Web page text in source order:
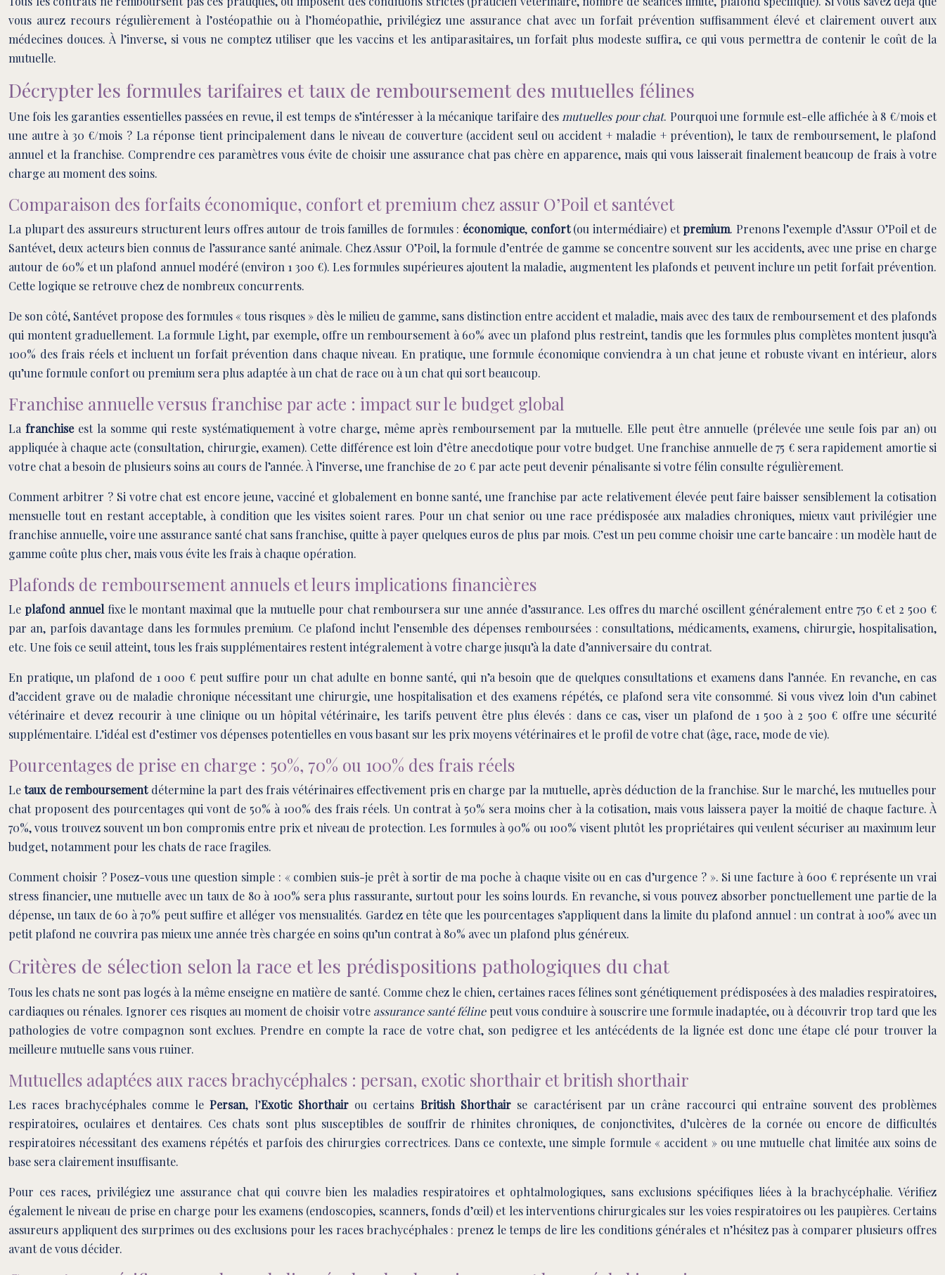
vous aurez recours régulièrement à l’ostéopathie ou à l’homéopathie, privilégiez une assurance chat avec un forfait prévention suffisamment élevé et clairement ouvert aux
médecines douces. À l’inverse, si vous ne comptez utiliser que les vaccins et les antiparasitaires, un forfait plus modeste suffira, ce qui vous permettra de contenir le coût de la
mutuelle.
Décrypter les formules tarifaires et taux de remboursement des mutuelles félines
Une fois les garanties essentielles passées en revue, il est temps de s’intéresser à la mécanique tarifaire des mutuelles pour chat. Pourquoi une formule est-elle affichée à 8 €/mois et
une autre à 30 €/mois ? La réponse tient principalement dans le niveau de couverture (accident seul ou accident + maladie + prévention), le taux de remboursement, le plafond
annuel et la franchise. Comprendre ces paramètres vous évite de choisir une assurance chat pas chère en apparence, mais qui vous laisserait finalement beaucoup de frais à votre
charge au moment des soins.
Comparaison des forfaits économique, confort et premium chez assur O’Poil et santévet
La plupart des assureurs structurent leurs offres autour de trois familles de formules : économique, confort(ou intermédiaire) etpremium. Prenons l’exemple d’Assur O’Poil et de
Santévet, deux acteurs bien connus de l’assurance santé animale. Chez Assur O’Poil, la formule d’entrée de gamme se concentre souvent sur les accidents, avec une prise en charge
autour de 60% et un plafond annuel modéré (environ 1 300 €). Les formules supérieures ajoutent la maladie, augmentent les plafonds et peuvent inclure un petit forfait prévention.
Cette logique se retrouve chez de nombreux concurrents.
De son côté, Santévet propose des formules « tous risques » dès le milieu de gamme, sans distinction entre accident et maladie, mais avec des taux de remboursement et des plafonds
qui montent graduellement. La formule Light, par exemple, offre un remboursement à 60% avec un plafond plus restreint, tandis que les formules plus complètes montent jusqu’à
100% des frais réels et incluent un forfait prévention dans chaque niveau. En pratique, une formule économique conviendra à un chat jeune et robuste vivant en intérieur, alors
qu’une formule confort ou premium sera plus adaptée à un chat de race ou à un chat qui sort beaucoup.
Franchise annuelle versus franchise par acte : impact sur le budget global
Lafranchiseest la somme qui reste systématiquement à votre charge, même après remboursement par la mutuelle. Elle peut être annuelle (prélevée une seule fois par an) ou
appliquée à chaque acte (consultation, chirurgie, examen). Cette différence est loin d’être anecdotique pour votre budget. Une franchise annuelle de 75 € sera rapidement amortie si
votre chat a besoin de plusieurs soins au cours de l’année. À l’inverse, une franchise de 20 € par acte peut devenir pénalisante si votre félin consulte régulièrement.
Comment arbitrer ? Si votre chat est encore jeune, vacciné et globalement en bonne santé, une franchise par acte relativement élevée peut faire baisser sensiblement la cotisation
mensuelle tout en restant acceptable, à condition que les visites soient rares. Pour un chat senior ou une race prédisposée aux maladies chroniques, mieux vaut privilégier une
franchise annuelle, voire une assurance santé chat sans franchise, quitte à payer quelques euros de plus par mois. C’est un peu comme choisir une carte bancaire : un modèle haut de
gamme coûte plus cher, mais vous évite les frais à chaque opération.
Plafonds de remboursement annuels et leurs implications financières
Le plafond annuel fixe le montant maximal que la mutuelle pour chat remboursera sur une année d’assurance. Les offres du marché oscillent généralement entre 750 € et 2 500 €
par an, parfois davantage dans les formules premium. Ce plafond inclut l’ensemble des dépenses remboursées : consultations, médicaments, examens, chirurgie, hospitalisation,
etc. Une fois ce seuil atteint, tous les frais supplémentaires restent intégralement à votre charge jusqu’à la date d’anniversaire du contrat.
En pratique, un plafond de 1 000 € peut suffire pour un chat adulte en bonne santé, qui n’a besoin que de quelques consultations et examens dans l’année. En revanche, en cas
d’accident grave ou de maladie chronique nécessitant une chirurgie, une hospitalisation et des examens répétés, ce plafond sera vite consommé. Si vous vivez loin d’un cabinet
vétérinaire et devez recourir à une clinique ou un hôpital vétérinaire, les tarifs peuvent être plus élevés : dans ce cas, viser un plafond de 1 500 à 2 500 € offre une sécurité
supplémentaire. L’idéal est d’estimer vos dépenses potentielles en vous basant sur les prix moyens vétérinaires et le profil de votre chat (âge, race, mode de vie).
Pourcentages de prise en charge : 50%, 70% ou 100% des frais réels
Letaux de remboursementdétermine la part des frais vétérinaires effectivement pris en charge par la mutuelle, après déduction de la franchise. Sur le marché, les mutuelles pour
chat proposent des pourcentages qui vont de 50% à 100% des frais réels. Un contrat à 50% sera moins cher à la cotisation, mais vous laissera payer la moitié de chaque facture. À
70%, vous trouvez souvent un bon compromis entre prix et niveau de protection. Les formules à 90% ou 100% visent plutôt les propriétaires qui veulent sécuriser au maximum leur
budget, notamment pour les chats de race fragiles.
Comment choisir ? Posez-vous une question simple : « combien suis-je prêt à sortir de ma poche à chaque visite ou en cas d’urgence ? ». Si une facture à 600 € représente un vrai
stress financier, une mutuelle avec un taux de 80 à 100% sera plus rassurante, surtout pour les soins lourds. En revanche, si vous pouvez absorber ponctuellement une partie de la
dépense, un taux de 60 à 70% peut suffire et alléger vos mensualités. Gardez en tête que les pourcentages s’appliquent dans la limite du plafond annuel : un contrat à 100% avec un
petit plafond ne couvrira pas mieux une année très chargée en soins qu’un contrat à 80% avec un plafond plus généreux.
Critères de sélection selon la race et les prédispositions pathologiques du chat
Tous les chats ne sont pas logés à la même enseigne en matière de santé. Comme chez le chien, certaines races félines sont génétiquement prédisposées à des maladies respiratoires,
cardiaques ou rénales. Ignorer ces risques au moment de choisir votre assurance santé félinepeut vous conduire à souscrire une formule inadaptée, ou à découvrir trop tard que les
pathologies de votre compagnon sont exclues. Prendre en compte la race de votre chat, son pedigree et les antécédents de la lignée est donc une étape clé pour trouver la
meilleure mutuelle sans vous ruiner.
Mutuelles adaptées aux races brachycéphales : persan, exotic shorthair et british shorthair
Les races brachycéphales comme lePersan, l’Exotic Shorthairou certains British Shorthair se caractérisent par un crâne raccourci qui entraîne souvent des problèmes
respiratoires, oculaires et dentaires. Ces chats sont plus susceptibles de souffrir de rhinites chroniques, de conjonctivites, d’ulcères de la cornée ou encore de difficultés
respiratoires nécessitant des examens répétés et parfois des chirurgies correctrices. Dans ce contexte, une simple formule « accident » ou une mutuelle chat limitée aux soins de
base sera clairement insuffisante.
Pour ces races, privilégiez une assurance chat qui couvre bien les maladies respiratoires et ophtalmologiques, sans exclusions spécifiques liées à la brachycéphalie. Vérifiez
également le niveau de prise en charge pour les examens (endoscopies, scanners, fonds d’œil) et les interventions chirurgicales sur les voies respiratoires ou les paupières. Certains
assureurs appliquent des surprimes ou des exclusions pour les races brachycéphales : prenez le temps de lire les conditions générales et n’hésitez pas à comparer plusieurs offres
avant de vous décider.